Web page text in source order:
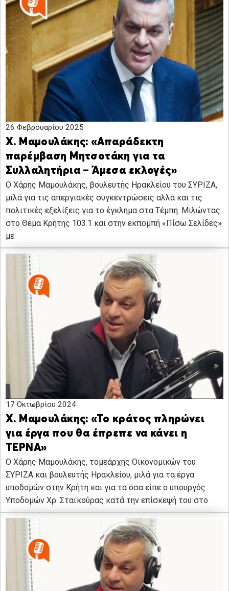
26 Φεβρουαρίου 2025
Χ. Μαμουλάκης: «Απαράδεκτη
παρέμβαση Μητσοτάκη για τα
Συλλαλητήρια – Άμεσα εκλογές»
O Χάρης Μαμουλάκης, βουλευτής Ηρακλείου του ΣΥΡΙΖΑ,
μιλά για τις απεργιακές συγκεντρώσεις αλλά και τις
πολιτικές εξελίξεις για το έγκλημα στα Τέμπη. Μιλώντας
στο Θέμα Κρήτης 103.1 και στην εκπομπή «Πίσω Σελίδες»
με
17 Οκτωβρίου 2024
Χ. Μαμουλάκης: «Το κράτος πληρώνει
για έργα που θα έπρεπε να κάνει η
ΤΕΡΝΑ»
Ο Χάρης Μαμουλάκης, τομεάρχης Οικονομικών του
ΣΥΡΙΖΑ και βουλευτής Ηρακλείου, μιλά για τα έργα
υποδομών στην Κρήτη και για τα όσα είπε ο υπουργός
Υποδομών Χρ. Σταϊκούρας κατά την επίσκεψή του στο